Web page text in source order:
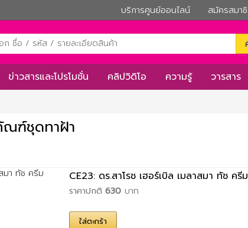
บริการศูนย์ออนไลน์ สมัครสมา
ข่าวสารและโปรโมชั่น คลิปวิดิโอ ความรู้ วารสาร
ฑ์ชุดทาฝ้า
CE23: ดร.สาโรช เฮอร์เบิล เมลาสมา ทัช ครี
ราคาปกติ 630 บาท
ใส่ตะกร้า